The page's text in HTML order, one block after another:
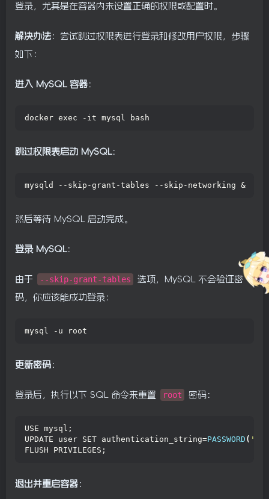
登录，尤其是在容器内未设置正确的权限或配置时。
解决办法：尝试跳过权限表进行登录和修改用户权限，步骤
如下：
进入 MySQL 容器 ：
docker exec -it mysql bash
跳过权限表启动 MySQL ：
mysqld --skip-grant-tables --skip-networking &
然后等待 MySQL 启动完成。
登录 MySQL ：
由于 --skip-grant-tables
选项，MySQL 不会验证密
码，你应该能成功登录：
mysql -u root
更新密码 ：
登录后，执行以下 SQL 命令来重置 root 密码：
USE mysql;
UPDATE user SET authentication_string=PASSWORD (
FLUSH PRIVILEGES;
退出并重启容器 ：